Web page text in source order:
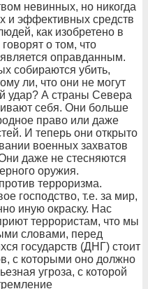
невинных, но никогда
и эффективных средств
как изобретено в
о том, что
оправданным.
собираются убить,
ли, что они не могут
удар? А страны Севера
себя. Они больше
право или даже
И теперь они открыто
военных захватов
даже не стесняются
оружия.
терроризма.
господство, т.е. за мир,
иную окраску. Нас
террористам, что мы
словами, перед
государств (ДНГ) стоит
с которыми оно должно
угроза, с которой